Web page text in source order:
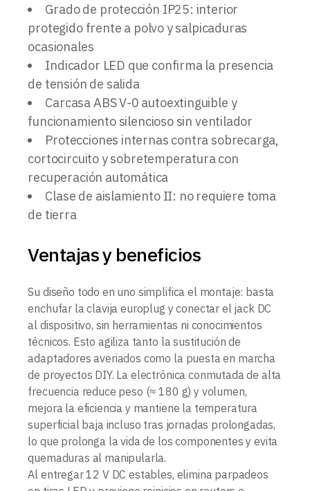
Grado de protección IP25: interior
protegido frente a polvo y salpicaduras
ocasionales
Indicador LED que confirma la presencia
de tensión de salida
Carcasa ABS V-0 autoextinguible y
funcionamiento silencioso sin ventilador
Protecciones internas contra sobrecarga,
cortocircuito y sobretemperatura con
recuperación automática
Clase de aislamiento II: no requiere toma
de tierra
Ventajas y beneficios
Su diseño todo en uno simplifica el montaje: basta
enchufar la clavija europlug y conectar el jack DC
al dispositivo, sin herramientas ni conocimientos
técnicos. Esto agiliza tanto la sustitución de
adaptadores averiados como la puesta en marcha
de proyectos DIY. La electrónica conmutada de alta
frecuencia reduce peso (≈ 180 g) y volumen,
mejora la eficiencia y mantiene la temperatura
superficial baja incluso tras jornadas prolongadas,
lo que prolonga la vida de los componentes y evita
quemaduras al manipularla.
Al entregar 12 V DC estables, elimina parpadeos